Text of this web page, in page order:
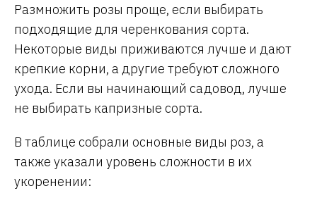
Размножить розы проще, если выбирать
подходящие для черенкования сорта.
Некоторые виды приживаются лучше и дают
крепкие корни, а другие требуют сложного
ухода. Если вы начинающий садовод, лучше
не выбирать капризные сорта.
В таблице собрали основные виды роз, а
также указали уровень сложности в их
укоренении: